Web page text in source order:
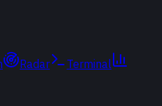
Radar
Terminal